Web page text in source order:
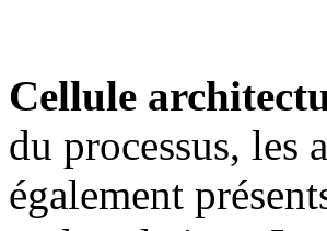
Cellule
du processus, les
également